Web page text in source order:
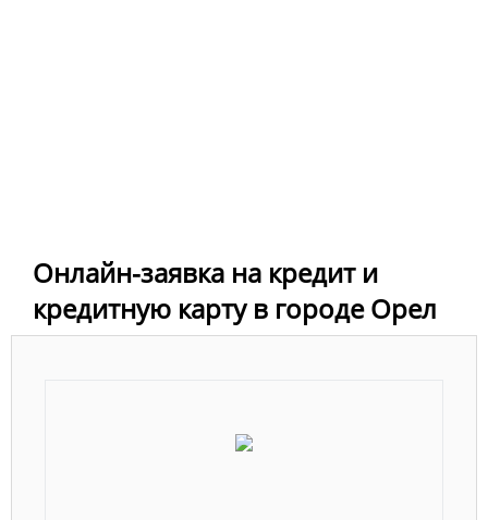
Онлайн-заявка на кредит и
кредитную карту в городе Орел